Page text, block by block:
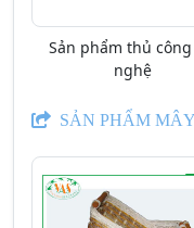
Sản phẩm thủ
nghệ
SẢN PHẨM